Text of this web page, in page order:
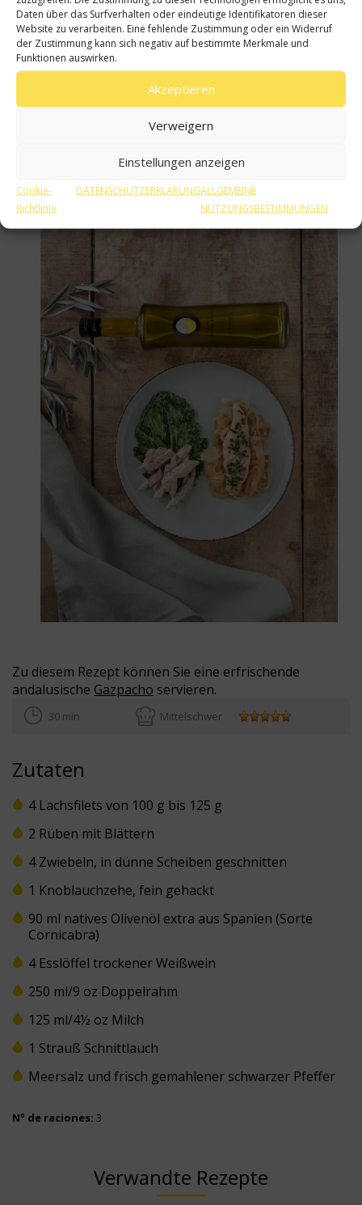
Daten über das Surfverhalten oder eindeutige Identifikatoren dieser
Website zu verarbeiten. Eine fehlende Zustimmung oder ein Widerruf
der Zustimmung kann sich negativ auf bestimmte Merkmale und
Funktionen auswirken.
Akzeptieren
Verweigern
Einstellungen anzeigen
Cookie-
Richtlinie
DATENSCHUTZERKLÄRUNGALLGEMEINE
NUTZUNGSBESTIMMUNGEN
einem großen Topf aufbewahren.
30 ml spanisches Natives Olivenöl Extra in einer
Pfanne erhitzen und die Kohlrabiblätter bei
starker Hitze kurz anbraten. Mit einer Prise Salz
würzen. Die Blätter auf 4 warme Teller verteilen.
auf den Blättern verteilen und dann die
Mit dem gehackten Schnittlauch garnieren.
Sofort servieren
Zu diesem Rezept können Sie eine erfrischende
andalusische Gazpacho servieren.
30 min Mittelschwer
Zutaten
4 Lachsfilets von 100 g bis 125 g
2 Rüben mit Blättern
4 Zwiebeln, in dünne Scheiben geschnitten
1 Knoblauchzehe, fein gehackt
90 ml natives Olivenöl extra aus Spanien (Sorte
Cornicabra)
4 Esslöffel trockener Weißwein
250 ml/9 oz Doppelrahm
125 ml/4½ oz Milch
1 Strauß Schnittlauch
Meersalz und frisch gemahlener schwarzer Pfeffer
Nº de raciones: 3
Verwandte Rezepte